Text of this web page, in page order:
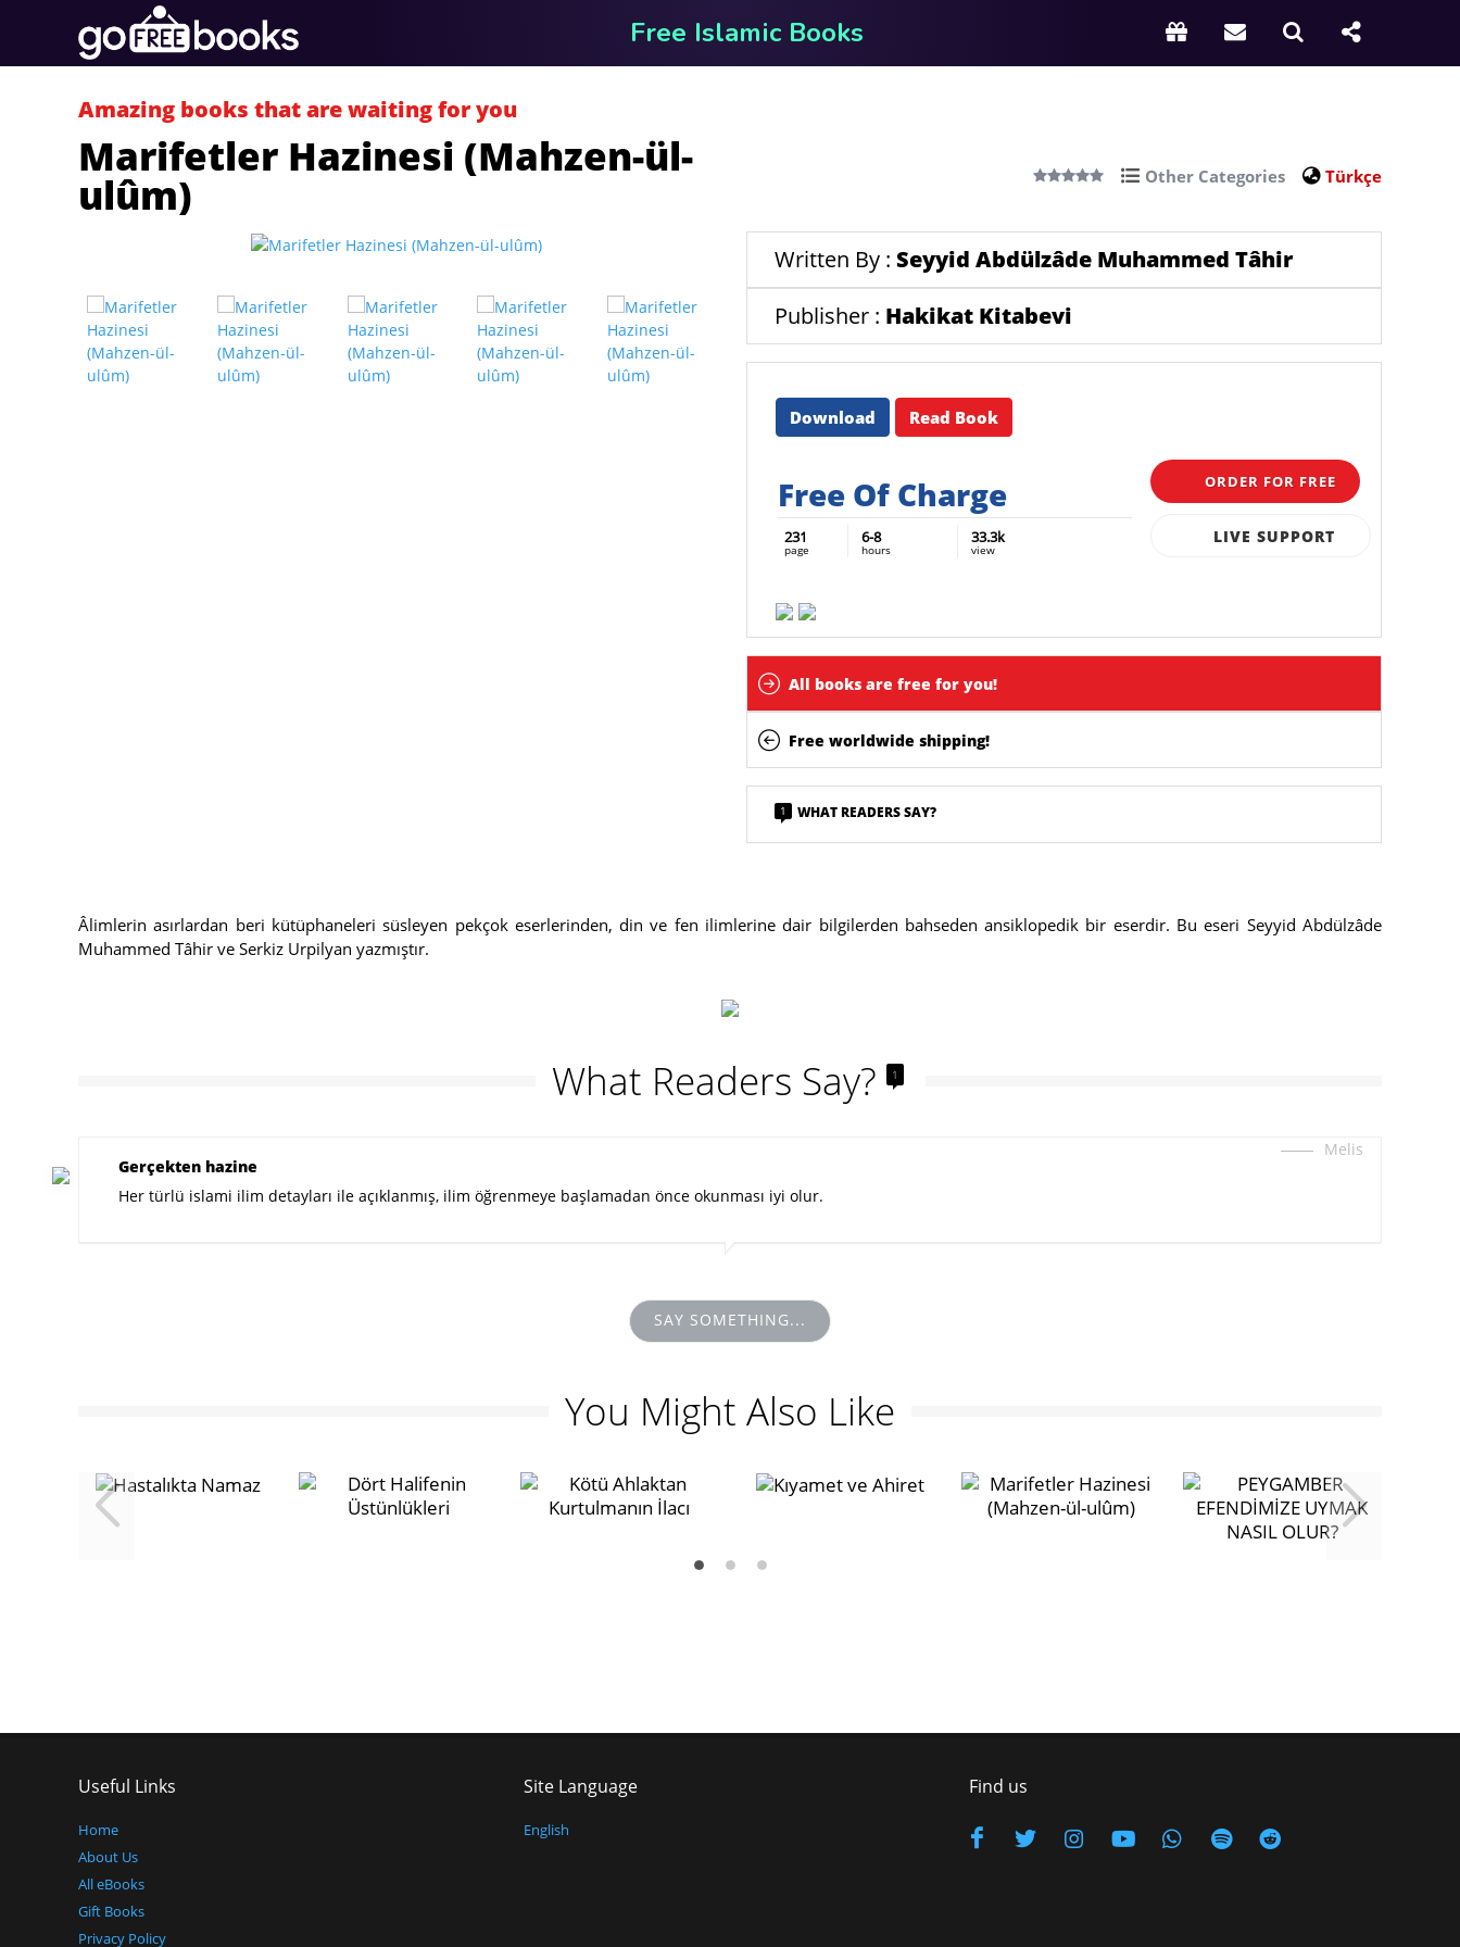
Free Islamic Books
Amazing books that are waiting for you
Marifetler Hazinesi (Mahzen-ül-
ulûm) Türkçe
Other Categories
Written By : Seyyid Abdülzâde Muhammed Tâhir
Publisher : Hakikat Kitabevi
Download Read Book
Free Of Charge
231
page
6-8
hours
33.3k
view
ORDER FOR FREE
LIVE SUPPORT
All books are free for you!
Free worldwide shipping!
1 WHAT READERS SAY?
Âlimlerin asırlardan beri kütüphaneleri süsleyen pekçok eserlerinden, din ve fen ilimlerine dair bilgilerden bahseden ansiklopedik bir eserdir. Bu eseri Seyyid Abdülzâde
Muhammed Tâhir ve Serkiz Urpilyan yazmıştır.
What Readers Say? 1
Gerçekten hazine
Her türlü islami ilim detayları ile açıklanmış, ilim öğrenmeye başlamadan önce okunması iyi olur.
Melis
SAY SOMETHING...
You Might Also Like
Useful Links
Home
About Us
All eBooks
Gift Books
Privacy Policy
Site Language
English
Find us